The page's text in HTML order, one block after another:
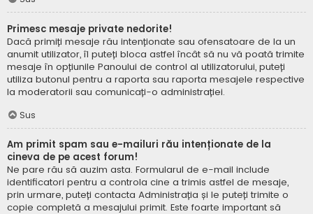
Primesc mesaje private nedorite!
Dacă primiți mesaje rău intenționate sau ofensatoare de la un
anumit utilizator, îl puteți bloca astfel încât să nu vă poată trimite
mesaje în opțiunile Panoului de control al utilizatorului, puteți
utiliza butonul pentru a raporta sau raporta mesajele respective
la moderatorii sau comunicați-o administrației.
Sus
Am primit spam sau e-mailuri rău intenționate de la
cineva de pe acest forum!
Ne pare rău să auzim asta. Formularul de e-mail include
identificatori pentru a controla cine a trimis astfel de mesaje,
prin urmare, puteți contacta Administrația și le puteți trimite o
copie completă a mesajului primit. Este foarte important să